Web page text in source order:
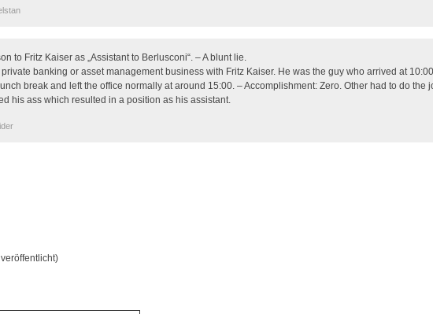
to Fritz Kaiser as „Assistant to Berlusconi“. – A blunt lie.
banking or asset management business with Fritz Kaiser. He was the guy who arrived at
break and left the office normally at around 15:00. – Accomplishment: Zero. Other had to do the
his ass which resulted in a position as his assistant.